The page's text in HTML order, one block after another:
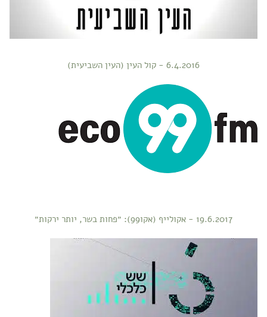
6.4.2016 - קול העין (העין השביעית)
19.6.2017 - אקולייף (אקו99): ״פחות בשר, יותר ירקות״